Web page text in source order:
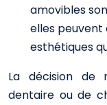
amovibles
elles
esthétiques
La décision
dentaire ou de